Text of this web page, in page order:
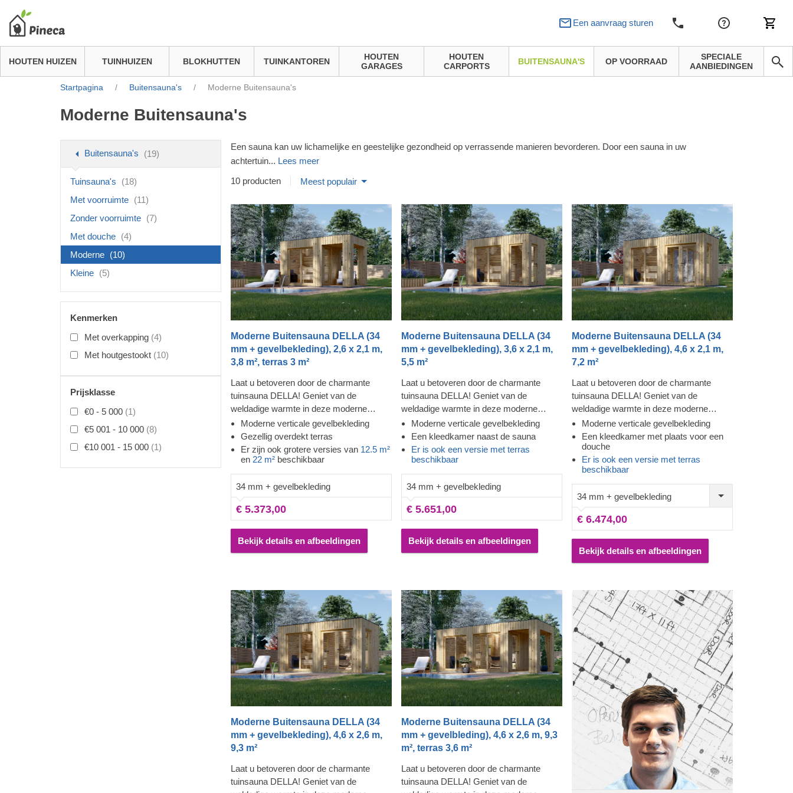
Een aanvraag sturen
HOUTEN HUIZEN TUINHUIZEN BLOKHUTTEN TUINKANTOREN
HOUTEN
GARAGES
HOUTEN
CARPORTS
BUITENSAUNA'S OP VOORRAAD
SPECIALE
AANBIEDINGEN
Startpagina / Buitensauna's / Moderne Buitensauna's
Moderne Buitensauna's
Buitensauna's (19)
Tuinsauna's
(18)
Met voorruimte (11)
Zonder voorruimte (7)
Met douche (4)
Moderne (10)
Kleine (5)
Kenmerken
Met overkapping (4)
Met houtgestookt (10)
Prijsklasse
€0 - 5 000 (1)
€5 001 - 10 000 (8)
€10 001 - 15 000 (1)
Een sauna kan uw lichamelijke en geestelijke gezondheid op verrassende manieren bevorderen. Door een sauna in uw
achtertuin... Lees meer
10 producten Meest populair
Moderne Buitensauna DELLA (34
mm + gevelbekleding), 2,6 x 2,1 m,
3,8 m², terras 3 m²
Laat u betoveren door de charmante
tuinsauna DELLA! Geniet van de
weldadige warmte in deze moderne
sauna en kijk door de ramen die bijna van
vloer tot plafond reiken, terwijl u de
spanning uit uw lichaam voelt wegvloeien.
De extra gevelbekleding zorgt voor meer
stevigheid en isolatie, en geeft de sauna
een strakke, verfijnde uitstraling. Het
overdekte terras creëert meer ruimte om
te loungen en af te koelen na de sauna.
Moderne verticale gevelbekleding
Gezellig overdekt terras
Er zijn ook grotere versies van 12.5 m²
en 22 m² beschikbaar
34 mm + gevelbekleding
€ 5.373,00
Bekijk details en afbeeldingen
Moderne Buitensauna DELLA (34
mm + gevelbekleding), 3,6 x 2,1 m,
5,5 m²
Laat u betoveren door de charmante
tuinsauna DELLA! Geniet van de
weldadige warmte in deze moderne
sauna en kijk door de ramen die bijna van
vloer tot plafond reiken, terwijl u de
spanning uit uw lichaam voelt wegvloeien.
De extra gevelbekleding zorgt voor meer
stevigheid en isolatie, en geeft de sauna
een strakke, verfijnde uitstraling. Het hoge
plafond laat de warmte goed circuleren,
en u kunt comfortabel op de bank zitten
betreedt.
Moderne verticale gevelbekleding
Een kleedkamer naast de sauna
Er is ook een versie met terras
beschikbaar
34 mm + gevelbekleding
€ 5.651,00
Bekijk details en afbeeldingen
Moderne Buitensauna DELLA (34
mm + gevelbekleding), 4,6 x 2,1 m,
7,2 m²
Laat u betoveren door de charmante
tuinsauna DELLA! Geniet van de
weldadige warmte in deze moderne
sauna en kijk door de ramen die bijna van
vloer tot plafond reiken, terwijl u de
spanning uit uw lichaam voelt wegvloeien.
De extra gevelbekleding zorgt voor meer
stevigheid en isolatie, en geeft de sauna
een strakke, verfijnde uitstraling. In de
voorruimte is er bovendien plaats voor
saunabezoek kunt opfrissen.
Moderne verticale gevelbekleding
Een kleedkamer met plaats voor een
douche
Er is ook een versie met terras
beschikbaar
34 mm + gevelbekleding
€ 6.474,00
Bekijk details en afbeeldingen
Moderne Buitensauna DELLA (34
mm + gevelbekleding), 4,6 x 2,6 m,
9,3 m²
Laat u betoveren door de charmante
tuinsauna DELLA! Geniet van de
Moderne Buitensauna DELLA (34
mm + gevelbleding), 4,6 x 2,6 m, 9,3
m², terras 3,6 m²
Laat u betoveren door de charmante
tuinsauna DELLA! Geniet van de